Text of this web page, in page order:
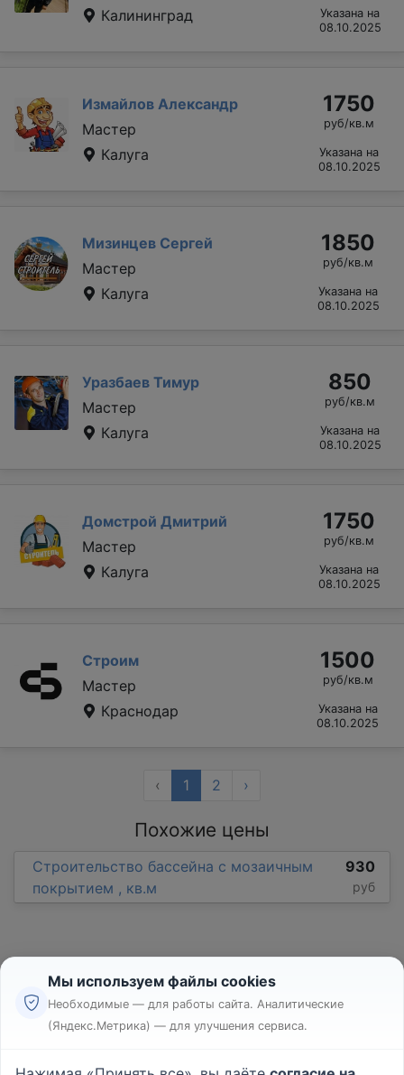
Калининград
Указана на
08.10.2025
Измайлов Александр
Мастер
Калуга
1750
руб/кв.м
Указана на
08.10.2025
Мизинцев Сергей
Мастер
Калуга
1850
руб/кв.м
Указана на
08.10.2025
Уразбаев Тимур
Мастер
Калуга
850
руб/кв.м
Указана на
08.10.2025
Домстрой Дмитрий
Мастер
Калуга
1750
руб/кв.м
Указана на
08.10.2025
Строим
Мастер
Краснодар
1500
руб/кв.м
Указана на
08.10.2025
‹ 1 2 ›
Похожие цены
Строительство бассейна с мозаичным
покрытием , кв.м
930
руб
Реклама
Мы используем файлы cookies
Необходимые — для работы сайта. Аналитические
(Яндекс.Метрика) — для улучшения сервиса.